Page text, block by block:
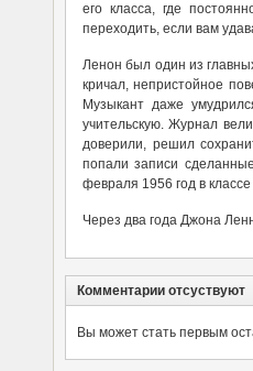
его класса, где
переходить, если вам
Ленон был один из
кричал, непристойное
Музыкант даже
учительскую. Журнал
доверили, решил
попали записи
февраля 1956 год в
Через два года Джона
Комментарии отсуствуют
Вы может стать первым